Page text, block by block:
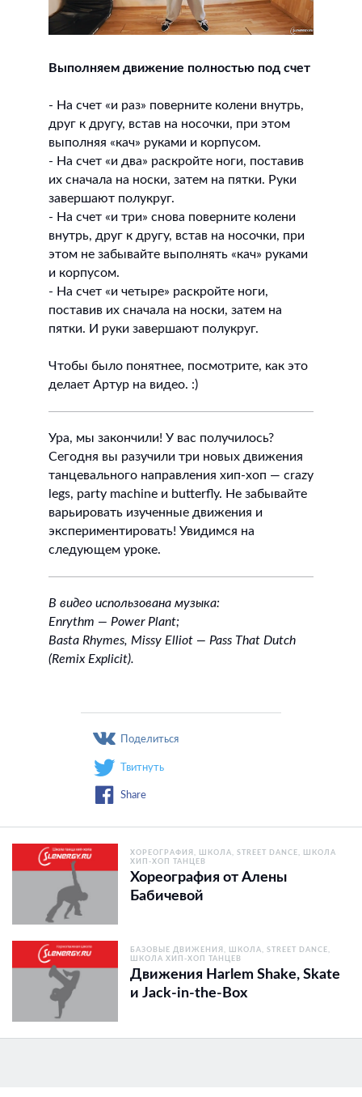
Выполняем движение полностью под счет
- На счет «и раз» поверните колени внутрь,
друг к другу, встав на носочки, при этом
выполняя «кач» руками и корпусом.
- На счет «и два» раскройте ноги, поставив
их сначала на носки, затем на пятки. Руки
завершают полукруг.
- На счет «и три» снова поверните колени
внутрь, друг к другу, встав на носочки, при
этом не забывайте выполнять «кач» руками
и корпусом.
- На счет «и четыре» раскройте ноги,
поставив их сначала на носки, затем на
пятки. И руки завершают полукруг.
Чтобы было понятнее, посмотрите, как это
делает Артур на видео. :)
Ура, мы закончили! У вас получилось?
Сегодня вы разучили три новых движения
танцевального направления хип-хоп — crazy
legs, party machine и butterfly. Не забывайте
варьировать изученные движения и
экспериментировать! Увидимся на
следующем уроке.
В видео использована музыка:
Enrythm — Power Plant;
Basta Rhymes, Missy Elliot — Pass That Dutch
(Remix Explicit).
Поделиться
Твитнуть
Share
ХОРЕОГРАФИЯ ШКОЛА STREET DANCE
ШКОЛА
ХИП-ХОП ТАНЦЕВ
Хореография от Алены
Бабичевой
БАЗОВЫЕ ДВИЖЕНИЯ ШКОЛА
STREET DANCE
ШКОЛА ХИП-ХОП ТАНЦЕВ
Движения Harlem Shake, Skate
и Jack-in-the-Box